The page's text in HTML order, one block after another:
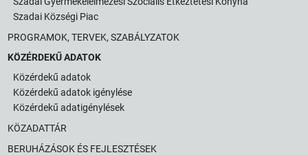
Szadai Községi Piac
PROGRAMOK, TERVEK, SZABÁLYZATOK
KÖZÉRDEKŰ ADATOK
Közérdekű adatok
Közérdekű adatok igénylése
Közérdekű adatigénylések
KÖZADATTÁR
BERUHÁZÁSOK ÉS FEJLESZTÉSEK